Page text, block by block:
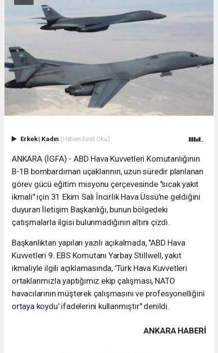
Erkek| Kadın (Haberi Sesli Oku)
ANKARA (İGFA) - ABD Hava Kuvvetleri Komutanlığının
B-1B bombardıman uçaklarının, uzun süredir planlanan
görev gücü eğitim misyonu çerçevesinde "sıcak yakıt
ikmali" için 31 Ekim Salı İncirlik Hava Üssü'ne geldiğini
duyuran İletişim Başkanlığı, bunun bölgedeki
çatışmalarla ilgisi bulunmadığının altını çizdi.
Başkanlıktan yapılan yazılı açıkalmada, "ABD Hava
Kuvvetleri 9. EBS Komutanı Yarbay Stillwell, yakıt
ikmaliyle ilgili açıklamasında, 'Türk Hava Kuvvetleri
ortaklarımızla yaptığımız ekip çalışması, NATO
havacılarının müşterek çalışmasını ve profesyonelliğini
ortaya koydu' ifadelerini kullanmıştır" denildi.
ANKARA HABERİ